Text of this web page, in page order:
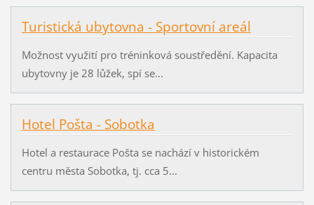
Turistická ubytovna - Sportovní areál
Možnost využití pro tréninková soustředění. Kapacita
ubytovny je 28 lůžek, spí se...
Hotel Pošta - Sobotka
Hotel a restaurace Pošta se nachází v historickém
centru města Sobotka, tj. cca 5...